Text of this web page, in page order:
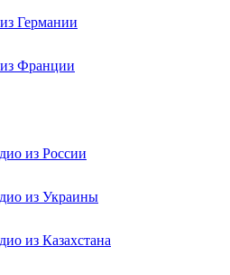
Германии
Франции
из России
из Украины
из Казахстана